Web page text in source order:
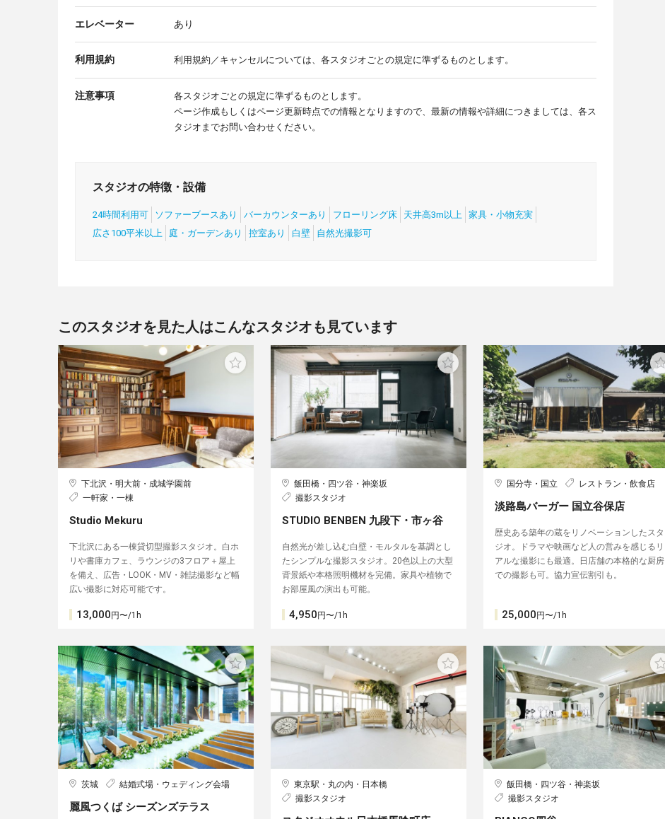
エレベーター あり
利用規約 利用規約／キャンセルについては、各スタジオごとの規定に準ずるものとします。
注意事項
各スタジオごとの規定に準ずるものとします。
ページ作成もしくはページ更新時点での情報となりますので、最新の情報や詳細につきましては、各ス
タジオまでお問い合わせください。
スタジオの特徴・設備
24時間利用可 ソファーブースあり バーカウンターあり フローリング床 天井高3m以上 家具・小物充実
広さ100平米以上
庭・ガーデンあり 控室あり 白壁 自然光撮影可
このスタジオを見た人はこんなスタジオも見ています
下北沢・明大前・成城学園前
一軒家・一棟
Studio Mekuru
下北沢にある一棟貸切型撮影スタジオ。白ホ
リや書庫カフェ、ラウンジの3フロア＋屋上
を備え、広告・LOOK・MV・雑誌撮影など幅
広い撮影に対応可能です。
13,000 円〜/1h
飯田橋・四ツ谷・神楽坂
撮影スタジオ
STUDIO BENBEN 九段下・市ヶ谷
自然光が差し込む白壁・モルタルを基調とし
たシンプルな撮影スタジオ。20色以上の大型
背景紙や本格照明機材を完備。家具や植物で
お部屋風の演出も可能。
4,950 円〜/1h
国分寺・国立 レストラン・飲食店
淡路島バーガー 国立谷保店
歴史ある築年の蔵をリノベーションしたスタ
ジオ。ドラマや映画など人の営みを感じるリ
アルな撮影にも最適。日店舗の本格的な厨房
での撮影も可。協力宣伝割引も。
25,000 円〜/1h
茨城 結婚式場・ウェディング会場
麗風つくば シーズンズテラス
東京駅・丸の内・日本橋
撮影スタジオ
飯田橋・四ツ谷・神楽坂
撮影スタジオ